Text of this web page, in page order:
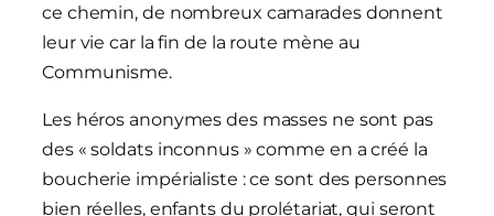
ce chemin, de nombreux camarades donnent
leur vie car la fin de la route mène au
Communisme.
Les héros anonymes des masses ne sont pas
des « soldats inconnus » comme en a créé la
boucherie impérialiste : ce sont des personnes
bien réelles, enfants du prolétariat, qui seront